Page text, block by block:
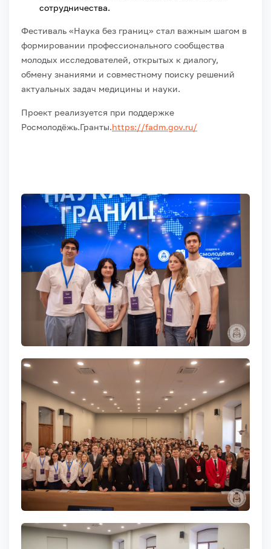
сотрудничества.
Фестиваль «Наука без границ» стал важным шагом в
формировании профессионального сообщества
молодых исследователей, открытых к диалогу,
обмену знаниями и совместному поиску решений
актуальных задач медицины и науки.
Проект реализуется при поддержке
Росмолодёжь.Гранты.https://fadm.gov.ru/